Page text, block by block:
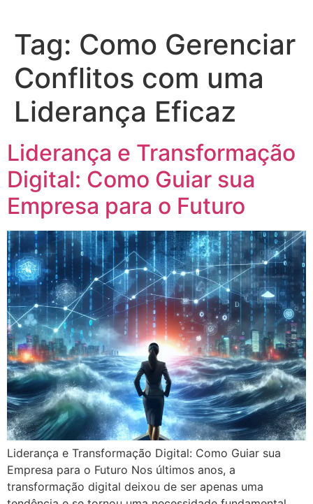
Tag: Como Gerenciar
Conflitos com uma
Liderança Eficaz
Liderança e Transformação
Digital: Como Guiar sua
Empresa para o Futuro
Liderança e Transformação Digital: Como Guiar sua
Empresa para o Futuro Nos últimos anos, a
transformação digital deixou de ser apenas uma